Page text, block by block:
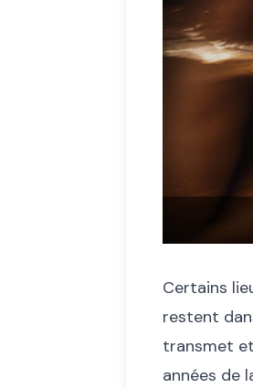
Certains
restent
transmet
années de